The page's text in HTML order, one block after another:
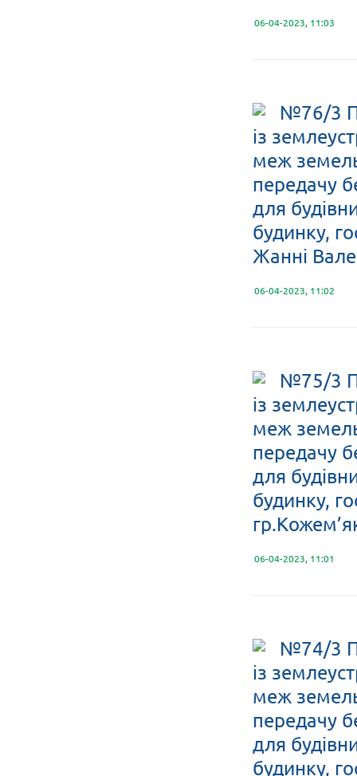
06-04-2023, 11:03
№76/3
із
меж
передачу
для
будинку,
Жанні
06-04-2023, 11:02
№75/3
із
меж
передачу
для
будинку,
06-04-2023, 11:01
№74/3
із
меж
передачу
для
будинку,